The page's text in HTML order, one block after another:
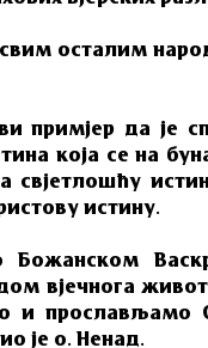
осталим
примјер да је
која се на
свјетлошћу
истину.
Божанском
вјечнога
и прослављамо
је о. Ненад.